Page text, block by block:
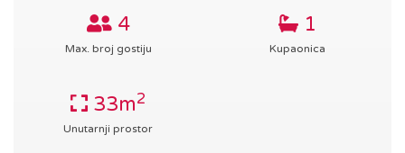
4
Max. broj gostiju
1
Kupaonica
33m2
Unutarnji prostor